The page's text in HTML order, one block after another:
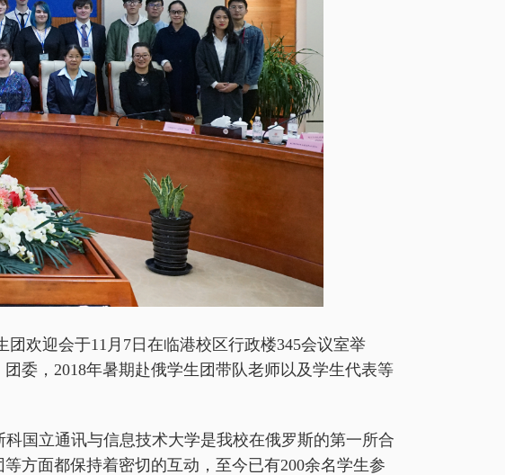
团欢迎会于11 月 7日在临港校区行政楼345会议室举
委， 2018年暑期赴俄学生团带队老师以及学生代表等
国立通讯与信息技术大学是我校在俄罗斯的第一所合
方面都保持着密切的互动，至今已有200余名学生参